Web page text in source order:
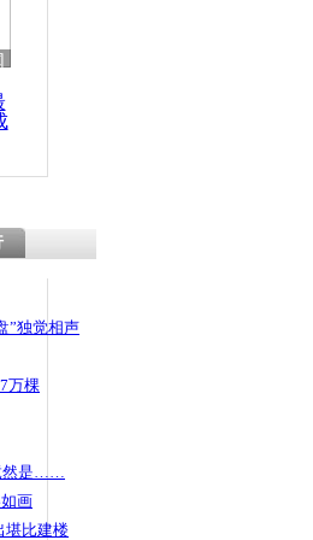
”独觉相声
万棵
然是……
画
堪比建楼